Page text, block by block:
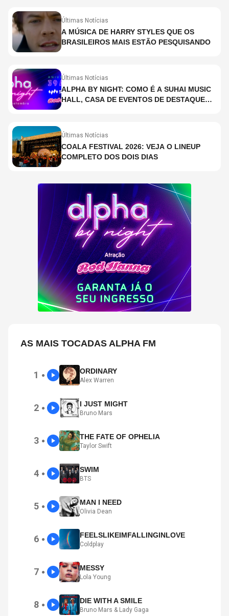
Últimas Notícias
A MÚSICA DE HARRY STYLES QUE OS
BRASILEIROS MAIS ESTÃO PESQUISANDO
Últimas Notícias
ALPHA BY NIGHT: COMO É A SUHAI MUSIC
HALL, CASA DE EVENTOS DE DESTAQUE
Últimas Notícias
COALA FESTIVAL 2026: VEJA O LINEUP
COMPLETO DOS DOIS DIAS
AS MAIS TOCADAS ALPHA FM
1 ● ORDINARY
Alex Warren
2 ● I JUST MIGHT
Bruno Mars
3 ● THE FATE OF OPHELIA
Taylor Swift
4 ● SWIM
BTS
5 ● MAN I NEED
Olivia Dean
6 ● FEELSLIKEIMFALLINGINLOVE
Coldplay
7 ● MESSY
Lola Young
8 ● DIE WITH A SMILE
Bruno Mars & Lady Gaga